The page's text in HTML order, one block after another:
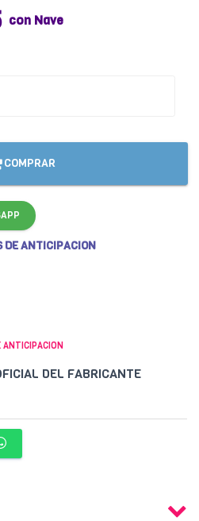
con Nave
COMPRAR
DE ANTICIPACION
ANTICIPACION
DEL FABRICANTE